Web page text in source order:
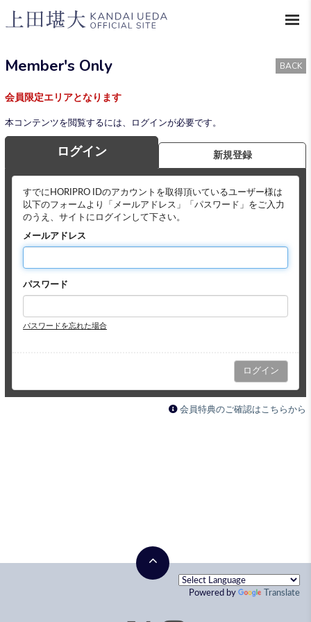
Member's Only BACK
会員限定エリアとなります
本コンテンツを閲覧するには、ログインが必要です。
ログイン 新規登録
すでにHORIPRO IDのアカウントを取得頂いているユーザー様は
以下のフォームより「メールアドレス」「パスワード」をご入力
のうえ、サイトにログインして下さい。
メールアドレス
パスワード
パスワードを忘れた場合
会員特典のご確認はこちらから
Powered by Translate